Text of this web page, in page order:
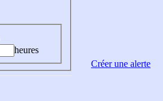
heures
Créer une alerte